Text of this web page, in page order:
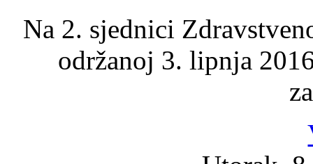
Na 2. sjednici
održanoj 3. lipnja